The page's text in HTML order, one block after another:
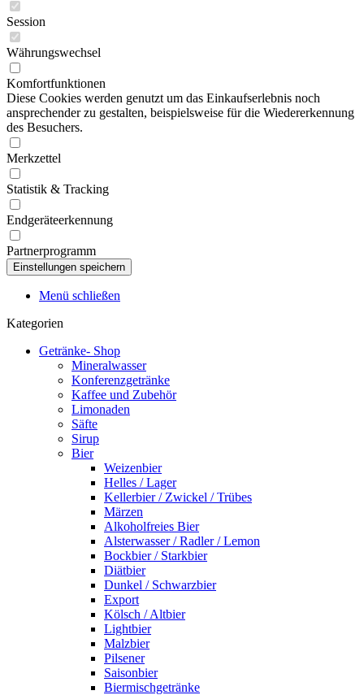
Session
Währungswechsel
Komfortfunktionen
Diese Cookies werden genutzt um das Einkaufserlebnis noch
ansprechender zu gestalten, beispielsweise für die Wiedererkennung
des Besuchers.
Merkzettel
Statistik & Tracking
Endgeräteerkennung
Partnerprogramm
Menü schließen
Kategorien
Getränke- Shop
Mineralwasser
Konferenzgetränke
Kaffee und Zubehör
Limonaden
Säfte
Sirup
Bier
Weizenbier
Helles / Lager
Kellerbier / Zwickel / Trübes
Märzen
Alkoholfreies Bier
Alsterwasser / Radler / Lemon
Bockbier / Starkbier
Diätbier
Dunkel / Schwarzbier
Export
Kölsch / Altbier
Lightbier
Malzbier
Pilsener
Saisonbier
Biermischgetränke